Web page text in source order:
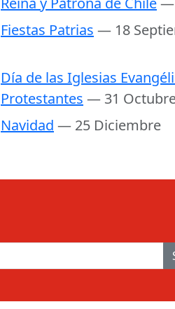
Fiestas Patrias — 18
Día de las Iglesias
Protestantes — 31
Navidad — 25 Diciembre